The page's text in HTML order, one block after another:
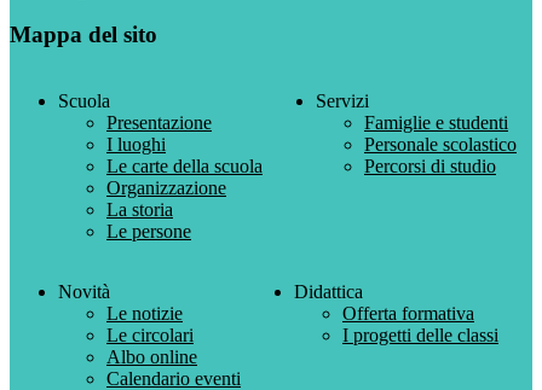
Mappa del sito
Scuola
Presentazione
I luoghi
Le carte della scuola
Organizzazione
La storia
Le persone
Servizi
Famiglie e studenti
Personale scolastico
Percorsi di studio
Novità
Le notizie
Le circolari
Albo online
Calendario eventi
Didattica
Offerta formativa
I progetti delle classi